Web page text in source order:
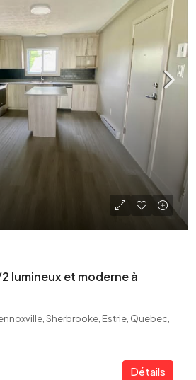
lumineux et moderne à
Sherbrooke, Estrie, Quebec,
Détails